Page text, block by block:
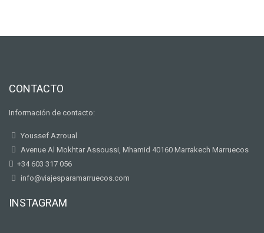
CONTACTO
Información de contacto:
Youssef Azroual
Avenue Al Mokhtar Assoussi, Mhamid 40160 Marrakech Marruecos
+34 603 317 056
info@viajesparamarruecos.com
INSTAGRAM